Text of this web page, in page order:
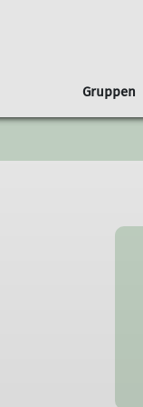
Presse
Partnerschaft
Gruppen
Albatros